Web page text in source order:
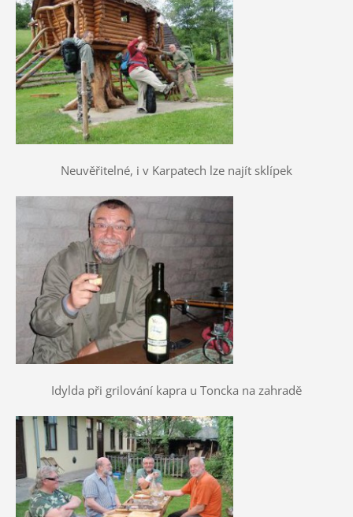
Neuvěřitelné, i v Karpatech lze najít sklípek
Idylda při grilování kapra u Toncka na zahradě